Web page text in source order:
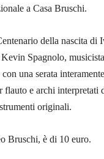
a Casa Bruschi.
della nascita di
Spagnolo, musicista
una serata interamente
e archi interpretati
originali.
Bruschi, è di 10 euro.